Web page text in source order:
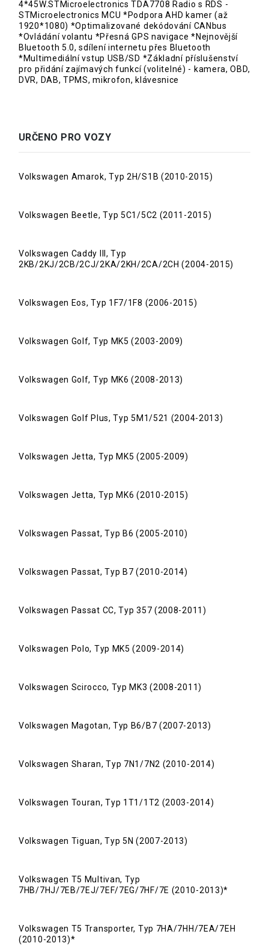
4*45W.STMicroelectronics TDA7708 Radio s RDS -
STMicroelectronics MCU *Podpora AHD kamer (až
1920*1080) *Optimalizované dekódování CANbus
*Ovládání volantu *Přesná GPS navigace *Nejnovější
Bluetooth 5.0, sdílení internetu přes Bluetooth
*Multimediální vstup USB/SD *Základní příslušenství
pro přidání zajímavých funkcí (volitelné) - kamera, OBD,
DVR, DAB, TPMS, mikrofon, klávesnice
URČENO PRO VOZY
Volkswagen Amarok, Typ 2H/S1B (2010-2015)
Volkswagen Beetle, Typ 5C1/5C2 (2011-2015)
Volkswagen Caddy III, Typ
2KB/2KJ/2CB/2CJ/2KA/2KH/2CA/2CH (2004-2015)
Volkswagen Eos, Typ 1F7/1F8 (2006-2015)
Volkswagen Golf, Typ MK5 (2003-2009)
Volkswagen Golf, Typ MK6 (2008-2013)
Volkswagen Golf Plus, Typ 5M1/521 (2004-2013)
Volkswagen Jetta, Typ MK5 (2005-2009)
Volkswagen Jetta, Typ MK6 (2010-2015)
Volkswagen Passat, Typ B6 (2005-2010)
Volkswagen Passat, Typ B7 (2010-2014)
Volkswagen Passat CC, Typ 357 (2008-2011)
Volkswagen Polo, Typ MK5 (2009-2014)
Volkswagen Scirocco, Typ MK3 (2008-2011)
Volkswagen Magotan, Typ B6/B7 (2007-2013)
Volkswagen Sharan, Typ 7N1/7N2 (2010-2014)
Volkswagen Touran, Typ 1T1/1T2 (2003-2014)
Volkswagen Tiguan, Typ 5N (2007-2013)
Volkswagen T5 Multivan, Typ
7HB/7HJ/7EB/7EJ/7EF/7EG/7HF/7E (2010-2013)*
Volkswagen T5 Transporter, Typ 7HA/7HH/7EA/7EH
(2010-2013)*